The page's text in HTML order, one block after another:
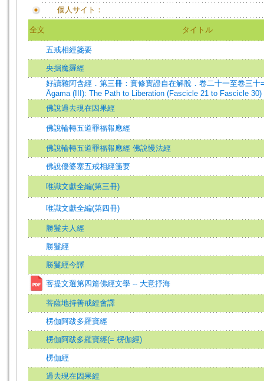
個人サイト：
全文 タイトル
五戒相經箋要
央掘魔羅經
好讀雜阿含經．第三冊：實修實證自在解脫．卷二十一至卷三
Āgama (III): The Path to Liberation (Fascicle 21 to Fascicle 30)
佛說過去現在因果經
佛說輪轉五道罪福報應經
佛說輪轉五道罪福報應經 佛說慢法經
佛說優婆塞五戒相經箋要
唯識文獻全編(第三冊)
唯識文獻全編(第四冊)
勝鬘夫人經
勝鬘經
勝鬘經今譯
菩提文選第四篇佛經文學 -- 大意抒海
菩薩地持善戒經會譯
楞伽阿跋多羅寶經
楞伽阿跋多羅寶經(= 楞伽經)
楞伽經
過去現在因果經